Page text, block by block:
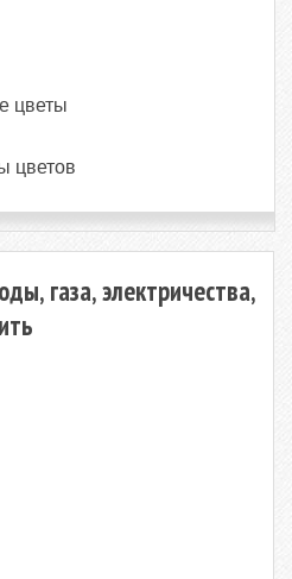
цветы
цветов
газа, электричества,